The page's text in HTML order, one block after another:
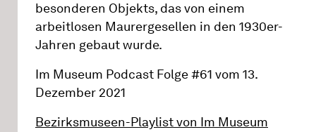
besonderen Objekts, das von einem
arbeitlosen Maurergesellen in den 1930er-
Jahren gebaut wurde.
Im Museum Podcast Folge #61 vom 13.
Dezember 2021
Bezirksmuseen-Playlist von Im Museum